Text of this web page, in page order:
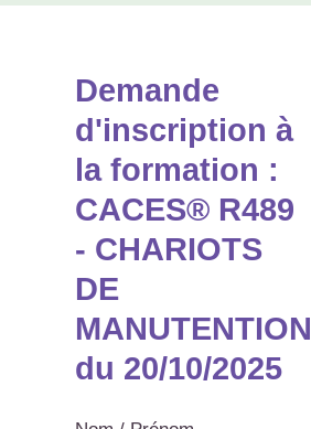
Demande
d'inscription à
la formation :
CACES® R489
- CHARIOTS
DE
MANUTENTION
du 20/10/2025